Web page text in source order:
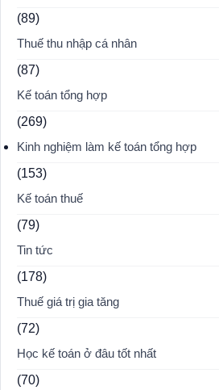
(89)
Thuế thu nhập cá nhân
(87)
Kế toán tổng hợp
(269)
Kinh nghiệm làm kế toán tổng hợp
(153)
Kế toán thuế
(79)
Tin tức
(178)
Thuế giá trị gia tăng
(72)
Học kế toán ở đâu tốt nhất
(70)